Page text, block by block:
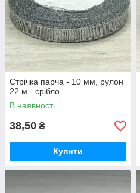
Стрічка парча - 10 мм, рулон
22 м - срібло
В наявності
38,50 ₴
Купити